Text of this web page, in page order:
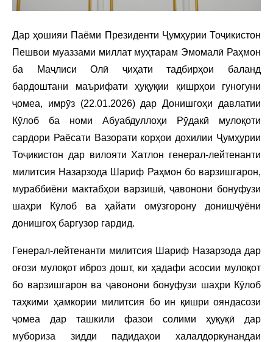
Дар ҳошияи Паёми Президенти Ҷумҳурии Тоҷикистон
Пешвои муаззами миллат муҳтарам Эмомалӣ Раҳмон
ба Маҷлиси Олӣ ҷиҳати тадбирҳои баланд
бардоштани маърифати ҳуқуқии қишрҳои гуногуни
ҷомеа, имрӯз (22.01.2026) дар Донишгоҳи давлатии
Кӯлоб ба номи Абуабдуллоҳи Рӯдакӣ мулоқоти
сардори Раёсати Вазорати корҳои дохилии Ҷумҳурии
Тоҷикистон дар вилояти Хатлон генерал-лейтенанти
милитсия Назарзода Шариф Раҳмон бо варзишгарон,
мураббиёни мактабҳои варзишӣ, ҷавонони бонуфузи
шаҳри Кӯлоб ва ҳайати омӯзгорону донишҷӯёни
донишгоҳ баргузор гардид.
Генерал-лейтенанти милитсия Шариф Назарзода дар
оғози мулоқот иброз дошт, ки ҳадафи асосии мулоқот
бо варзишгарон ва ҷавонони бонуфузи шаҳри Кӯлоб
таҳкими ҳамкории милитсия бо ин қишри ояндасози
ҷомеа дар ташкили фазои солими ҳуқуқӣ дар
мубориза зидди падидаҳои халалдоркунандаи